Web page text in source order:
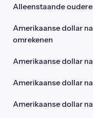
Alleenstaande
Amerikaanse dollar
omrekenen
Amerikaanse dollar
Amerikaanse dollar
Amerikaanse dollar